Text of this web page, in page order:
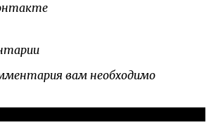
вам необходимо